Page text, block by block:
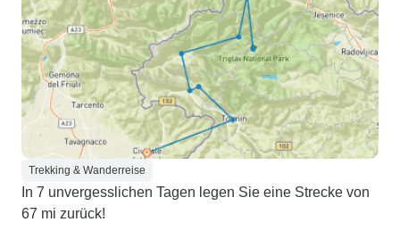
Trekking & Wanderreise
In 7 unvergesslichen Tagen legen Sie eine Strecke von
67 mi zurück!